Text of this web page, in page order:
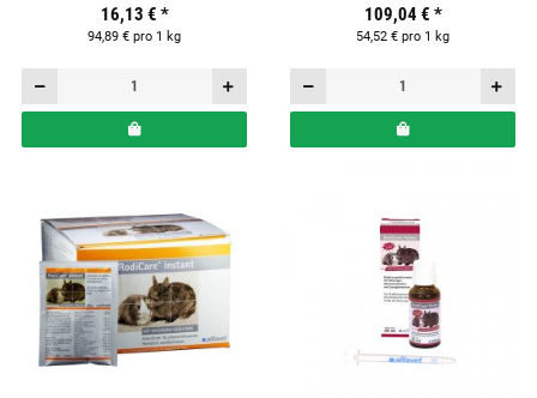
16,13 € *
94,89 € pro 1 kg
109,04 € *
54,52 € pro 1 kg